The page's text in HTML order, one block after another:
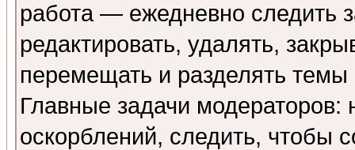
работа — ежедневно следить
редактировать, удалять,
перемещать и разделять
Главные задачи
оскорблений, следить, чтобы